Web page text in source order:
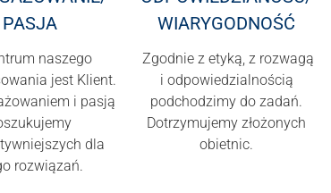
PASJA
naszego
jest Klient.
i pasją
dla
rozwiązań.
WIARYGODNOŚĆ
Zgodnie z etyką, z rozwagą
i odpowiedzialnością
podchodzimy do zadań.
Dotrzymujemy złożonych
obietnic.